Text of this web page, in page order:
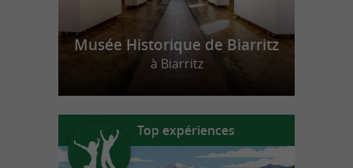
Musée Historique de Biarritz
à Biarritz
Top expériences